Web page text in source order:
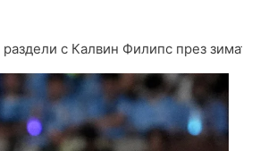
с Калвин Филипс през зимата